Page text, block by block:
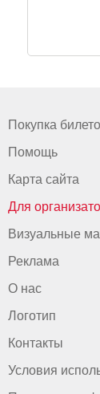
Покупка
Помощь
Карта сайта
Для
Визуальные
Реклама
О нас
Логотип
Контакты
Условия